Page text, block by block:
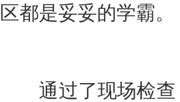
区都是妥妥的学霸。
通过了现场检查